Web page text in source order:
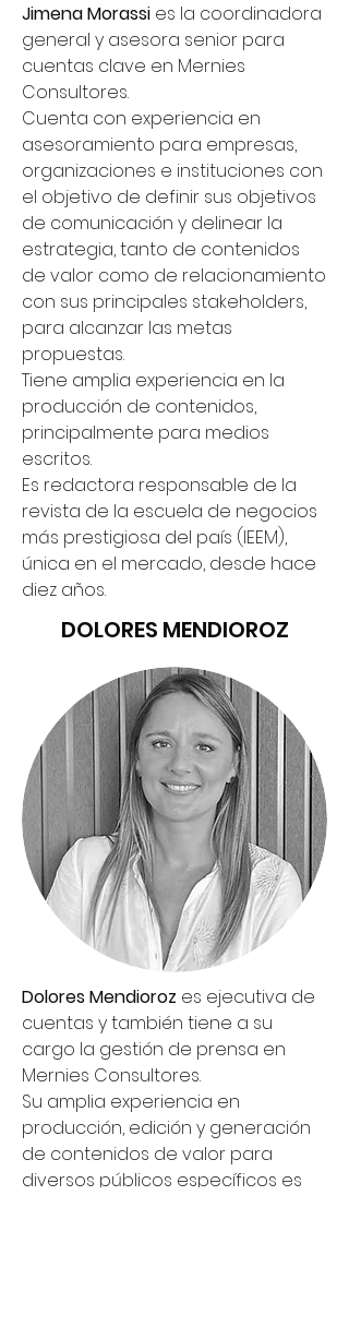
Jimena Morassi es la coordinadora
general y asesora senior para
cuentas clave en Mernies
Consultores.
Cuenta con experiencia en
asesoramiento para empresas,
organizaciones e instituciones con
el objetivo de definir sus objetivos
de comunicación y delinear la
estrategia, tanto de contenidos
de valor como de relacionamiento
con sus principales stakeholders,
para alcanzar las metas
propuestas.
Tiene amplia experiencia en la
producción de contenidos,
principalmente para medios
escritos.
Es redactora responsable de la
revista de la escuela de negocios
más prestigiosa del país (IEEM),
única en el mercado, desde hace
diez años.​
DOLORES MENDIOROZ
Dolores Mendioroz es ejecutiva de
cuentas y también tiene a su
cargo la gestión de prensa en
Mernies Consultores.
Su amplia experiencia en
producción, edición y generación
de contenidos de valor para
diversos públicos específicos es